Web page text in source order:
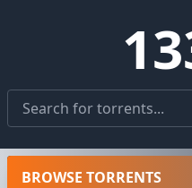
BROWSE TORRENTS